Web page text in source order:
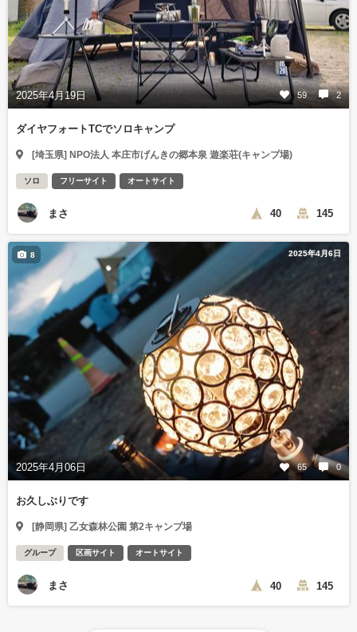
2025年4月19日 59 2
ダイヤフォートTCでソロキャンプ
[埼玉県] NPO法人 本庄市げんきの郷本泉 遊楽荘(キャンプ場)
ソロ フリーサイト オートサイト
まさ 40 145
2025年4月6日
2025年4月06日 65 0
8
お久しぶりです
[静岡県] 乙女森林公園 第2キャンプ場
グループ 区画サイト オートサイト
まさ 40 145